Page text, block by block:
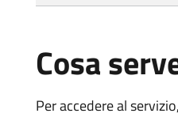
Cosa
Per accedere al